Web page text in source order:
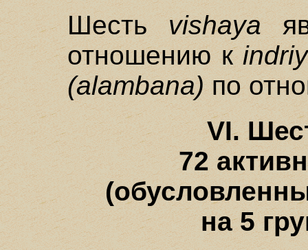
Шестьvishaya
отношению к
(alambana)по
VI.
72
на 5